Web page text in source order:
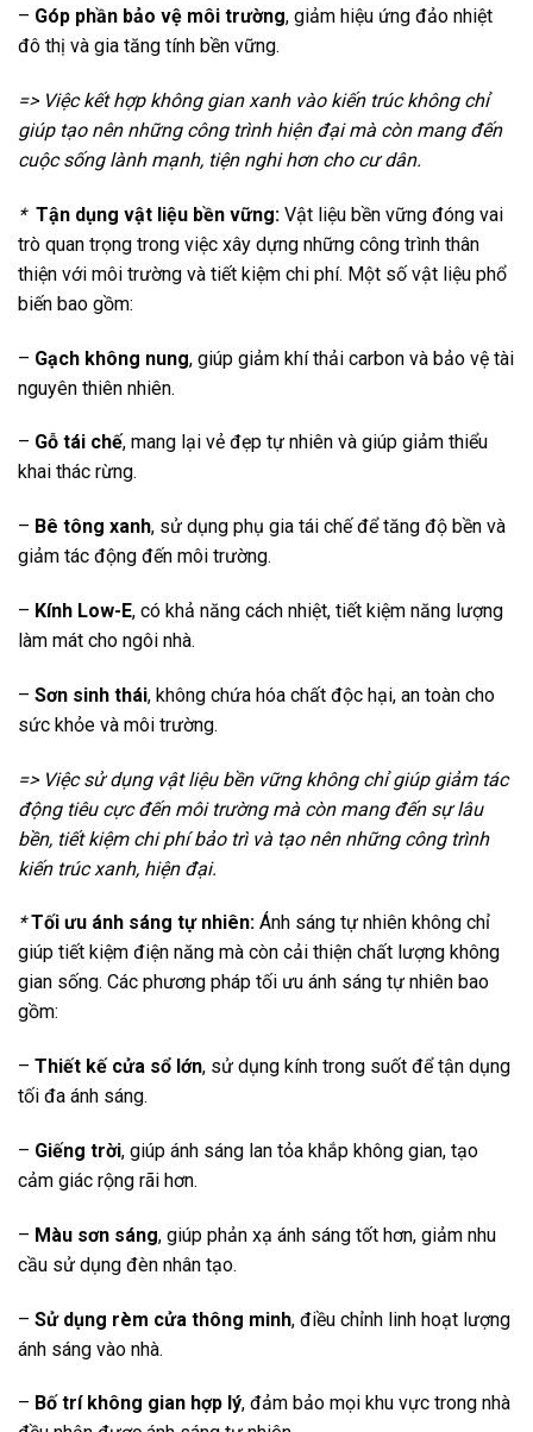
– Góp phần bảo vệ môi trường, giảm hiệu ứng đảo nhiệt
đô thị và gia tăng tính bền vững.
=> Việc kết hợp không gian xanh vào kiến trúc không chỉ
giúp tạo nên những công trình hiện đại mà còn mang đến
cuộc sống lành mạnh, tiện nghi hơn cho cư dân.
* Tận dụng vật liệu bền vững: Vật liệu bền vững đóng vai
trò quan trọng trong việc xây dựng những công trình thân
thiện với môi trường và tiết kiệm chi phí. Một số vật liệu phổ
biến bao gồm:
– Gạch không nung, giúp giảm khí thải carbon và bảo vệ tài
nguyên thiên nhiên.
– Gỗ tái chế, mang lại vẻ đẹp tự nhiên và giúp giảm thiểu
khai thác rừng.
– Bê tông xanh, sử dụng phụ gia tái chế để tăng độ bền và
giảm tác động đến môi trường.
– Kính Low-E, có khả năng cách nhiệt, tiết kiệm năng lượng
làm mát cho ngôi nhà.
– Sơn sinh thái, không chứa hóa chất độc hại, an toàn cho
sức khỏe và môi trường.
=> Việc sử dụng vật liệu bền vững không chỉ giúp giảm tác
động tiêu cực đến môi trường mà còn mang đến sự lâu
bền, tiết kiệm chi phí bảo trì và tạo nên những công trình
kiến trúc xanh, hiện đại.
*Tối ưu ánh sáng tự nhiên: Ánh sáng tự nhiên không chỉ
giúp tiết kiệm điện năng mà còn cải thiện chất lượng không
gian sống. Các phương pháp tối ưu ánh sáng tự nhiên bao
gồm:
– Thiết kế cửa sổ lớn, sử dụng kính trong suốt để tận dụng
tối đa ánh sáng.
– Giếng trời, giúp ánh sáng lan tỏa khắp không gian, tạo
cảm giác rộng rãi hơn.
– Màu sơn sáng, giúp phản xạ ánh sáng tốt hơn, giảm nhu
cầu sử dụng đèn nhân tạo.
– Sử dụng rèm cửa thông minh, điều chỉnh linh hoạt lượng
ánh sáng vào nhà.
– Bố trí không gian hợp lý, đảm bảo mọi khu vực trong nhà